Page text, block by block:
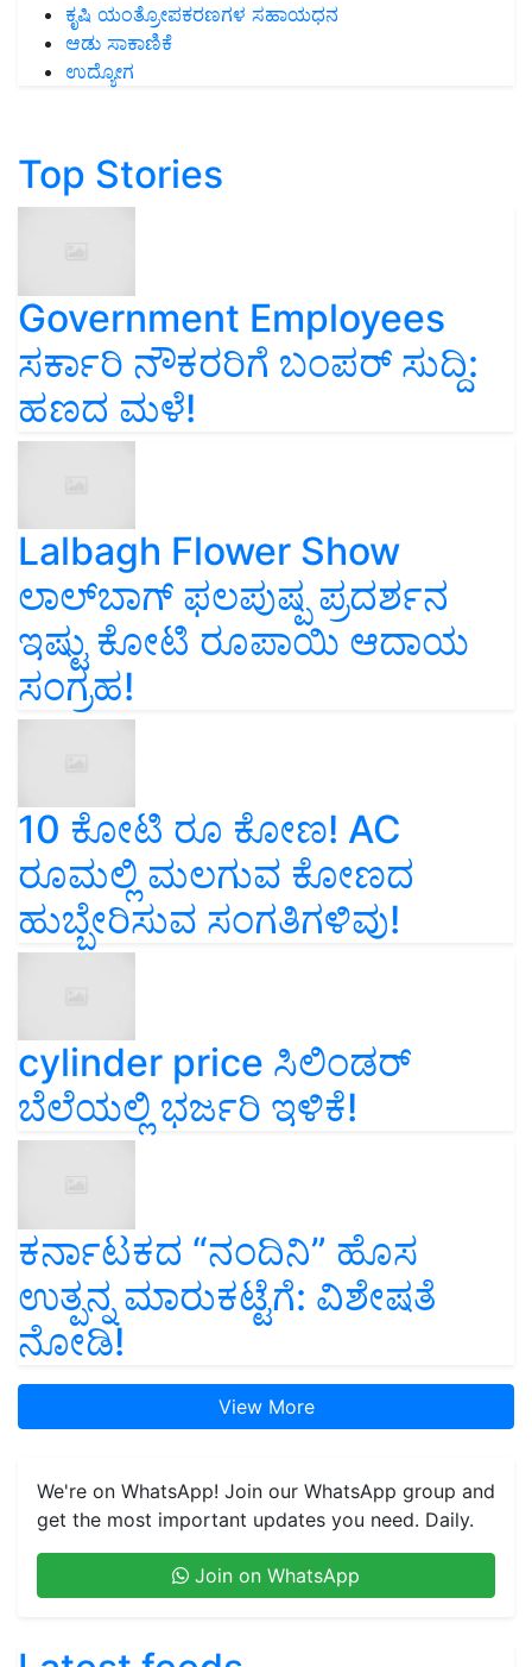
ಕೃಷಿ ಯಂತ್ರೋಪಕರಣಗಳ ಸಹಾಯಧನ
ಆಡು ಸಾಕಾಣಿಕೆ
ಉದ್ಯೋಗ
Top Stories
Government Employees
ಸರ್ಕಾರಿ ನೌಕರರಿಗೆ ಬಂಪರ್‌ ಸುದ್ದಿ:
ಹಣದ ಮಳೆ!
Lalbagh Flower Show
ಲಾಲ್‌ಬಾಗ್ ಫಲಪುಷ್ಪ ಪ್ರದರ್ಶನ
ಇಷ್ಟು ಕೋಟಿ ರೂಪಾಯಿ ಆದಾಯ
ಸಂಗ್ರಹ!
10 ಕೋಟಿ ರೂ ಕೋಣ! AC
ರೂಮಲ್ಲಿ ಮಲಗುವ ಕೋಣದ
ಹುಬ್ಬೇರಿಸುವ ಸಂಗತಿಗಳಿವು!
cylinder price ಸಿಲಿಂಡರ್‌
ಬೆಲೆಯಲ್ಲಿ ಭರ್ಜರಿ ಇಳಿಕೆ!
ಕರ್ನಾಟಕದ “ನಂದಿನಿ” ಹೊಸ
ಉತ್ಪನ್ನ ಮಾರುಕಟ್ಟೆಗೆ: ವಿಶೇಷತೆ
ನೋಡಿ!
View More
We're on WhatsApp! Join our WhatsApp group and
get the most important updates you need. Daily.
Join on WhatsApp